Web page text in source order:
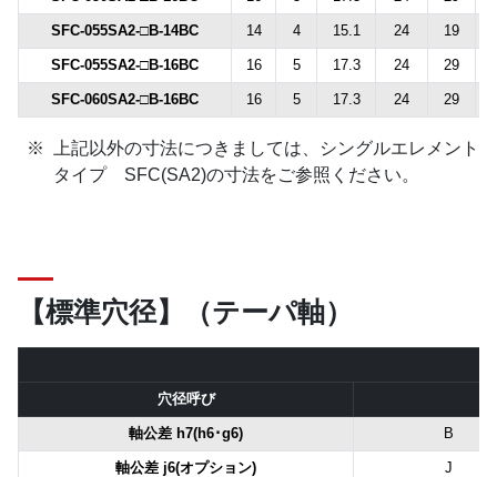
SFC-055SA2-□B-14BC 14 4 15.1 24 19
SFC-055SA2-□B-16BC 16 5 17.3 24 29
SFC-060SA2-□B-16BC 16 5 17.3 24 29
上記以外の寸法につきましては、シングルエレメント
タイプ SFC(SA2)の寸法をご参照ください。
【標準穴径】（テーパ軸）
穴径呼び
軸公差 h7(h6･g6) B
軸公差 j6(オプション) J